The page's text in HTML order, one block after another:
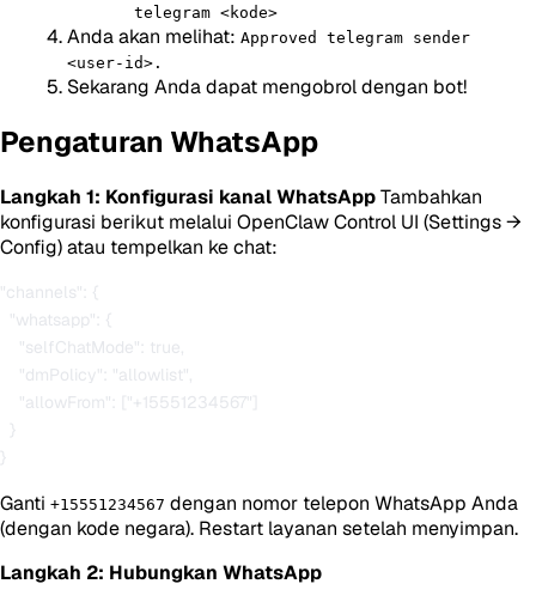
telegram <kode>
Anda akan melihat: Approved telegram sender
<user-id>.
Sekarang Anda dapat mengobrol dengan bot!
Pengaturan WhatsApp
Langkah 1: Konfigurasi kanal WhatsAppTambahkan
konfigurasi berikut melalui OpenClaw Control UI (Settings →
Config) atau tempelkan ke chat:
"channels": {
  "whatsapp": {
    "selfChatMode": true,
    "dmPolicy": "allowlist",
    "allowFrom": ["+15551234567"]
Ganti +15551234567 dengan nomor telepon WhatsApp Anda
(dengan kode negara). Restart layanan setelah menyimpan.
Langkah 2: Hubungkan WhatsApp